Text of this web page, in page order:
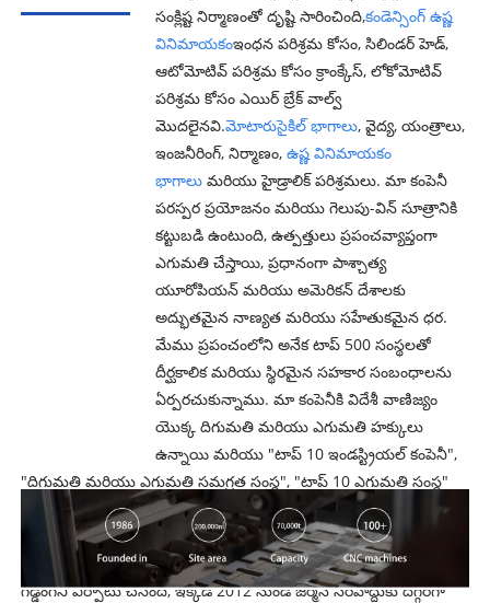
సంక్లిష్ట నిర్మాణంతో దృష్టి సారించింది,కండెన్సింగ్ ఉష్ణ
వినిమాయకంఇంధన పరిశ్రమ కోసం, సిలిండర్ హెడ్,
ఆటోమోటివ్ పరిశ్రమ కోసం క్రాంక్కేస్, లోకోమోటివ్
పరిశ్రమ కోసం ఎయిర్ బ్రేక్ వాల్వ్
మొదలైనవి.మోటారుసైకిల్ భాగాలు, వైద్య, యంత్రాలు,
ఇంజనీరింగ్, నిర్మాణం, ఉష్ణ వినిమాయకం
భాగాలుమరియు హైడ్రాలిక్ పరిశ్రమలు. మా కంపెనీ
పరస్పర ప్రయోజనం మరియు గెలుపు-విన్ సూత్రానికి
కట్టుబడి ఉంటుంది, ఉత్పత్తులు ప్రపంచవ్యాప్తంగా
ఎగుమతి చేస్తాయి, ప్రధానంగా పాశ్చాత్య
యూరోపియన్ మరియు అమెరికన్ దేశాలకు
అద్భుతమైన నాణ్యత మరియు సహేతుకమైన ధర.
మేము ప్రపంచంలోని అనేక టాప్ 500 సంస్థలతో
దీర్ఘకాలిక మరియు స్థిరమైన సహకార సంబంధాలను
ఏర్పరచుకున్నాము. మా కంపెనీకి విదేశీ వాణిజ్యం
యొక్క దిగుమతి మరియు ఎగుమతి హక్కులు
ఉన్నాయి మరియు "టాప్ 10 ఇండస్ట్రియల్ కంపెనీ",
"దిగుమతి మరియు ఎగుమతి సమగ్రత సంస్థ", "టాప్ 10 ఎగుమతి సంస్థ"
యొక్క ధృవపత్రాలతో ప్రభుత్వం ఇచ్చిన 3A స్థాయి సంస్థ. కస్టమర్లకు మెరుగైన
సేవలందించడానికి, మా కంపెనీ నెదర్లాండ్స్‌లోని బెల్ఫెల్డ్‌లోని సేల్స్ & సర్వీసెస్
కార్యాలయం, అసెంబ్లీ మరియు టెస్టింగ్ ప్రొడక్షన్ లైన్ మరియు బాండెడ్
గిడ్డంగిని ఏర్పాటు చేసింది, ఇక్కడ 2012 నుండి జర్మన్ సరిహద్దుకు దగ్గరగా